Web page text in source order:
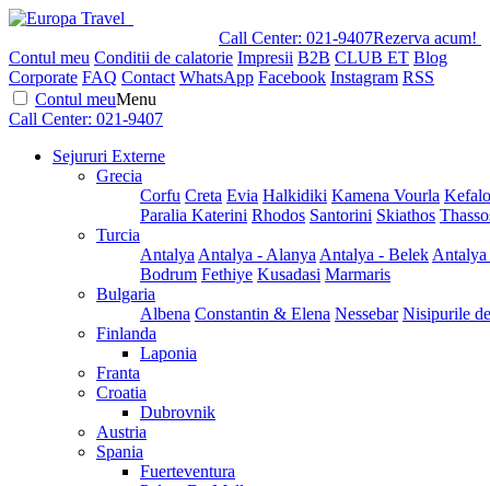
Call Center: 021-9407Rezerva acum!
Contul meu Conditii de calatorie Impresii B2B CLUB ET Blog
Corporate FAQ Contact WhatsApp Facebook Instagram RSS
Contul meuMenu
Call Center: 021-9407
Sejururi Externe
Grecia
Corfu Creta Evia Halkidiki Kamena Vourla
Paralia Katerini Rhodos Santorini Skiathos
Turcia
Antalya Antalya - Alanya Antalya - Belek
Bodrum Fethiye Kusadasi Marmaris
Bulgaria
Albena Constantin & Elena Nessebar Nisipurile
Finlanda
Laponia
Franta
Croatia
Dubrovnik
Austria
Spania
Fuerteventura